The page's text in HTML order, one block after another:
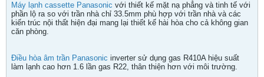
Máy lạnh cassette Panasonic với thiết kế mặt nạ phẳng và tinh tế với
phần lộ ra so với trần nhà chỉ 33.5mm phù hợp với trần nhà và các
kiến trúc nội thất hiện đại mang lại thiết kế hài hòa cho cả không gian
căn phòng.
Điều hòa âm trần Panasonic inverter sử dụng gas R410A hiệu suất
làm lạnh cao hơn 1.6 lần gas R22, thân thiện hơn với môi trường.